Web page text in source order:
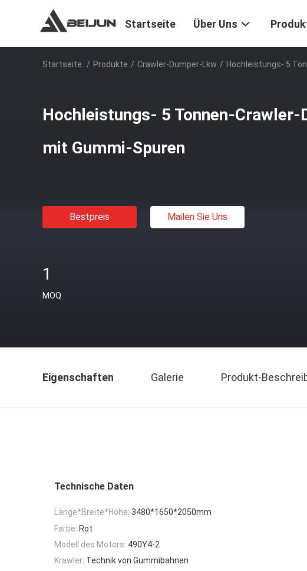
Startseite Über Uns
Startseite / Produkte / Crawler-Dumper-Lkw / Hochleistungs- 5
Hochleistungs- 5 Tonnen-Crawler-
mit Gummi-Spuren
Bestpreis Mailen Sie Uns
1
MOQ
Eigenschaften Galerie Produkt-
Technische Daten
Länge*Breite*Höhe: 3480*1650*2050mm
Farbe: Rot
Modell des Motors: 490Y4-2
Krawler: Technik von Gummibahnen